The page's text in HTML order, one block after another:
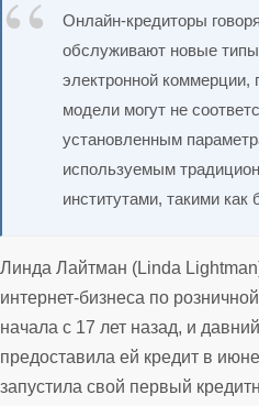
Онлайн-кредиторы
обслуживают новые
электронной коммерции,
модели могут не
установленным
используемым
институтами, такими как
Линда Лайтман (Linda
интернет-бизнеса по
начала с 17 лет назад, и
предоставила ей кредит в
запустила свой первый